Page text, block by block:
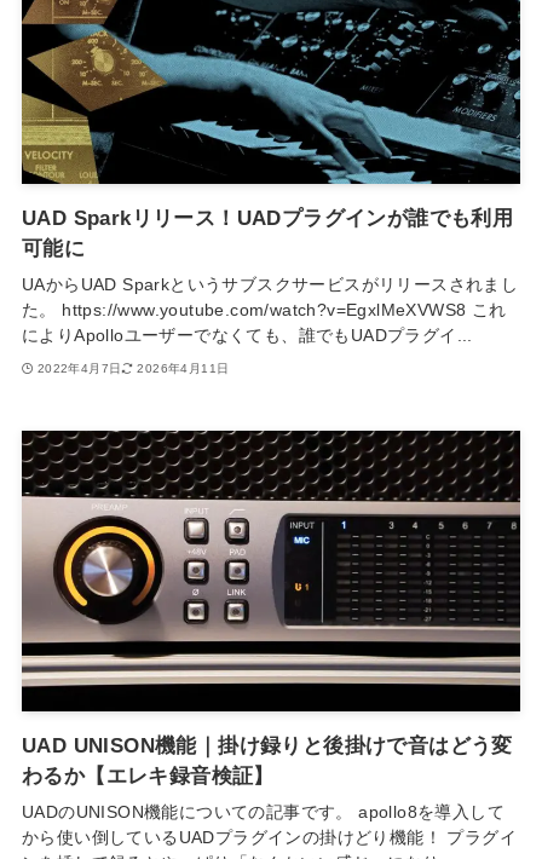
UAD Sparkリリース！UADプラグインが誰でも利用
可能に
UAからUAD Sparkというサブスクサービスがリリースされまし
た。 https://www.youtube.com/watch?v=EgxlMeXVWS8 これ
によりApolloユーザーでなくても、誰でもUADプラグイ...
2022年4月7日 2026年4月11日
UAD UNISON機能｜掛け録りと後掛けで音はどう変
わるか【エレキ録音検証】
UADのUNISON機能についての記事です。 apollo8を導入して
から使い倒しているUADプラグインの掛けどり機能！ プラグイ